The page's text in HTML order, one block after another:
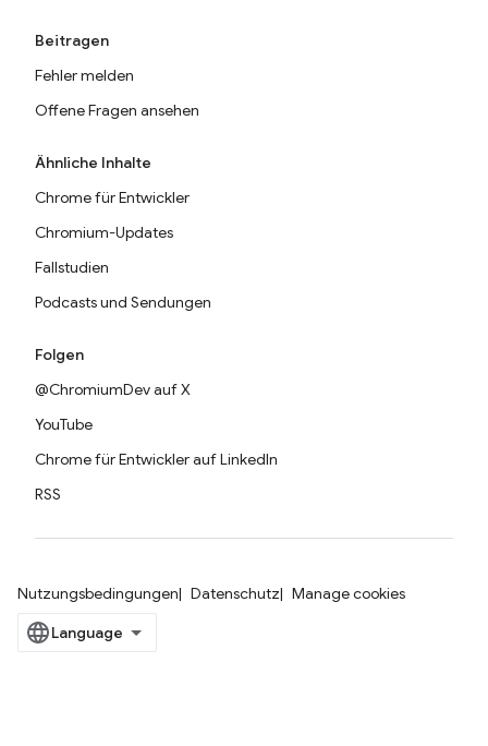
Beitragen
Fehler melden
Offene Fragen ansehen
Ähnliche Inhalte
Chrome für Entwickler
Chromium-Updates
Fallstudien
Podcasts und Sendungen
Folgen
@ChromiumDev auf X
YouTube
Chrome für Entwickler auf LinkedIn
RSS
Nutzungsbedingungen Datenschutz Manage cookies